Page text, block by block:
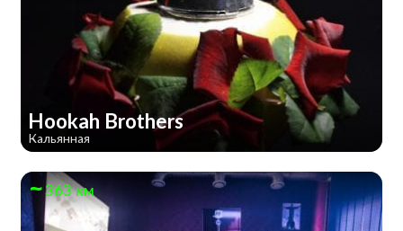
Hookah Brothers
Кальянная
363 км